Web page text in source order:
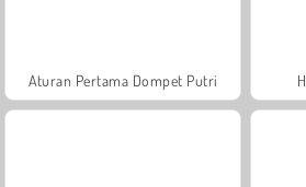
Aturan Pertama Dompet Putri